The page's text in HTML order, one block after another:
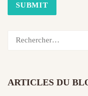
Rechercher :
ARTICLES DU